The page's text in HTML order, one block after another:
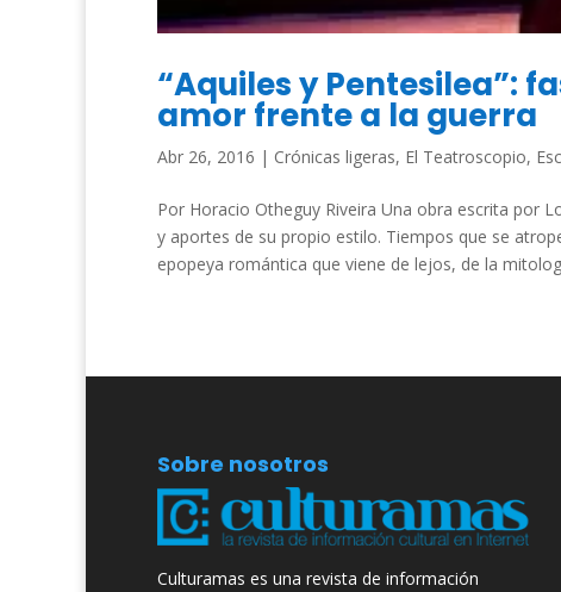
“Aquiles y Pentesilea”:
amor frente a la guerra
Abr 26, 2016 | Crónicas ligeras, El Teatroscopio,
Por Horacio Otheguy Riveira Una obra escrita por
y aportes de su propio estilo. Tiempos que se
epopeya romántica que viene de lejos, de la
Sobre nosotros
Culturamas es una revista de información